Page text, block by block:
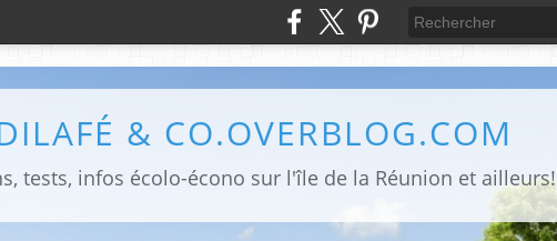
& CO.OVERBLOG.COM
tests, infos écolo-écono sur l'île de la Réunion et ailleurs!